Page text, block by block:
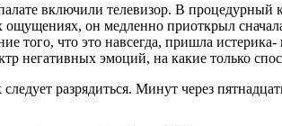
включили телевизор. В процедурный
он медленно приоткрыл
того, что это навсегда, пришла
негативных эмоций, на какие только
разрядиться. Минут через